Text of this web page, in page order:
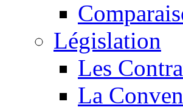
Législation
Les
La